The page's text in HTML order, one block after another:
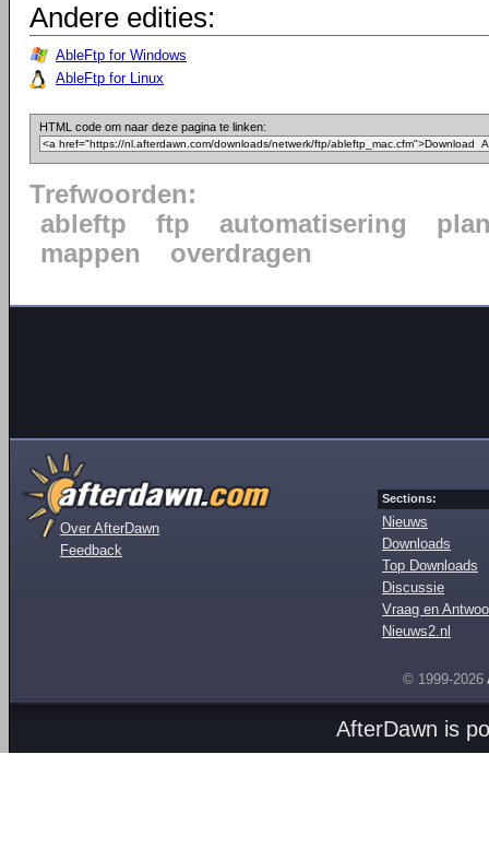
Andere edities:
AbleFtp for Windows
AbleFtp for Linux
HTML code om naar deze pagina te linken:
Trefwoorden:
ableftp
ftp automatisering
mappen
overdragen
Over AfterDawn
Feedback
Sections:
Nieuws
Downloads
Top Downloads
Discussie
Vraag en
Nieuws2.nl
© 1999-2026
AfterDawn is